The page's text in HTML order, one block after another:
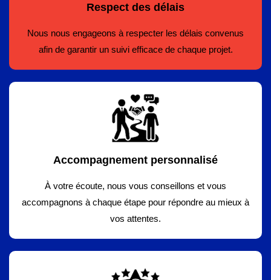
Respect des délais
Nous nous engageons à respecter les délais convenus
afin de garantir un suivi efficace de chaque projet.
Accompagnement personnalisé
À votre écoute, nous vous conseillons et vous
accompagnons à chaque étape pour répondre au mieux à
vos attentes.